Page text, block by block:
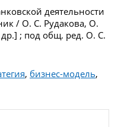
деятельности
/ О. С. Рудакова, О.
; под общ. ред. О. С.
, бизнес-модель,